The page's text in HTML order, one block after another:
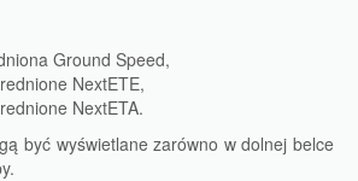
Ground Speed,
NextETE,
NextETA.
być wyświetlane zarówno w dolnej belce